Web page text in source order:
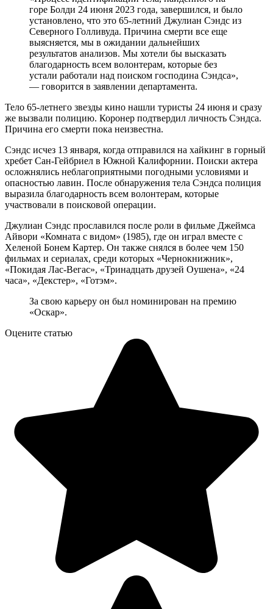
горе Болди 24 июня 2023 года, завершился, и было
установлено, что это 65-летний Джулиан Сэндс из
Северного Голливуда. Причина смерти все еще
выясняется, мы в ожидании дальнейших
результатов анализов. Мы хотели бы высказать
благодарность всем волонтерам, которые без
устали работали над поиском господина Сэндса»,
— говорится в заявлении департамента.
Тело 65-летнего звезды кино нашли туристы 24 июня и сразу
же вызвали полицию. Коронер подтвердил личность Сэндса.
Причина его смерти пока неизвестна.
Сэндс исчез 13 января, когда отправился на хайкинг в горный
хребет Сан-Гейбриел в Южной Калифорнии. Поиски актера
осложнялись неблагоприятными погодными условиями и
опасностью лавин. После обнаружения тела Сэндса полиция
выразила благодарность всем волонтерам, которые
участвовали в поисковой операции.
Джулиан Сэндс прославился после роли в фильме Джеймса
Айвори «Комната с видом» (1985), где он играл вместе с
Хеленой Бонем Картер. Он также снялся в более чем 150
фильмах и сериалах, среди которых «Чернокнижник»,
«Покидая Лас-Вегас», «Тринадцать друзей Оушена», «24
часа», «Декстер», «Готэм».
За свою карьеру он был номинирован на премию
«Оскар».
Оцените статью